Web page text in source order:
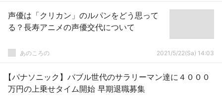
声優は「クリカン」のルパンをどう思って
る？長寿アニメの声優交代について
あのころの 2021/5/22(Sa) 14:03
【パナソニック】バブル世代のサラリーマン達に４０００
万円の上乗せタイム開始 早期退職募集